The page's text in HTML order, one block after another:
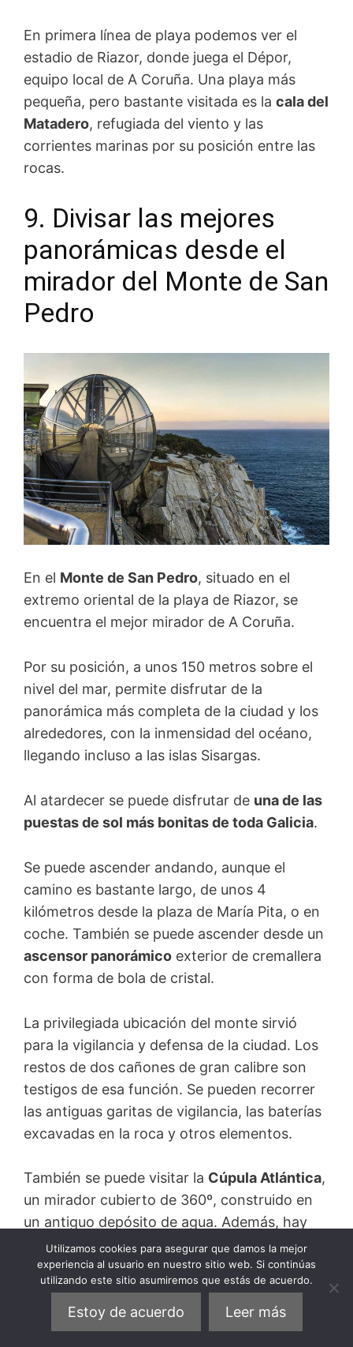
En primera línea de playa podemos ver el
estadio de Riazor, donde juega el Dépor,
equipo local de A Coruña. Una playa más
pequeña, pero bastante visitada es la cala del
Matadero, refugiada del viento y las
corrientes marinas por su posición entre las
rocas.
9. Divisar las mejores
panorámicas desde el
mirador del Monte de San
Pedro
En el Monte de San Pedro, situado en el
extremo oriental de la playa de Riazor, se
encuentra el mejor mirador de A Coruña.
Por su posición, a unos 150 metros sobre el
nivel del mar, permite disfrutar de la
panorámica más completa de la ciudad y los
alrededores, con la inmensidad del océano,
llegando incluso a las islas Sisargas.
Al atardecer se puede disfrutar de una de las
puestas de sol más bonitas de toda Galicia.
Se puede ascender andando, aunque el
camino es bastante largo, de unos 4
kilómetros desde la plaza de María Pita, o en
coche. También se puede ascender desde un
ascensor panorámico exterior de cremallera
con forma de bola de cristal.
La privilegiada ubicación del monte sirvió
para la vigilancia y defensa de la ciudad. Los
restos de dos cañones de gran calibre son
testigos de esa función. Se pueden recorrer
las antiguas garitas de vigilancia, las baterías
excavadas en la roca y otros elementos.
También se puede visitar la Cúpula Atlántica,
un mirador cubierto de 360º, construido en
un antiguo depósito de agua. Además, hay
zonas verdes y un divertido laberinto, así
como cafetería y restaurante con terraza.
10. Saberlo todo sobre la
Utilizamos cookies para asegurar que damos la mejor
experiencia al usuario en nuestro sitio web. Si continúas
utilizando este sitio asumiremos que estás de acuerdo.
Estoy de acuerdo Leer más